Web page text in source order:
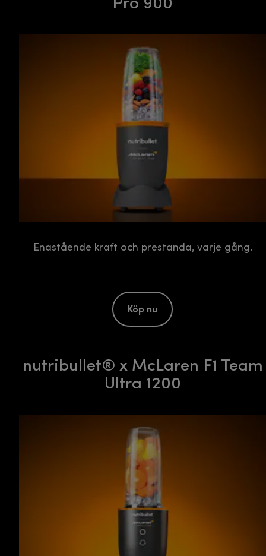
Enastående kraft och prestanda, varje gång.
Köp nu
nutribullet® x McLaren F1 Team
Ultra 1200